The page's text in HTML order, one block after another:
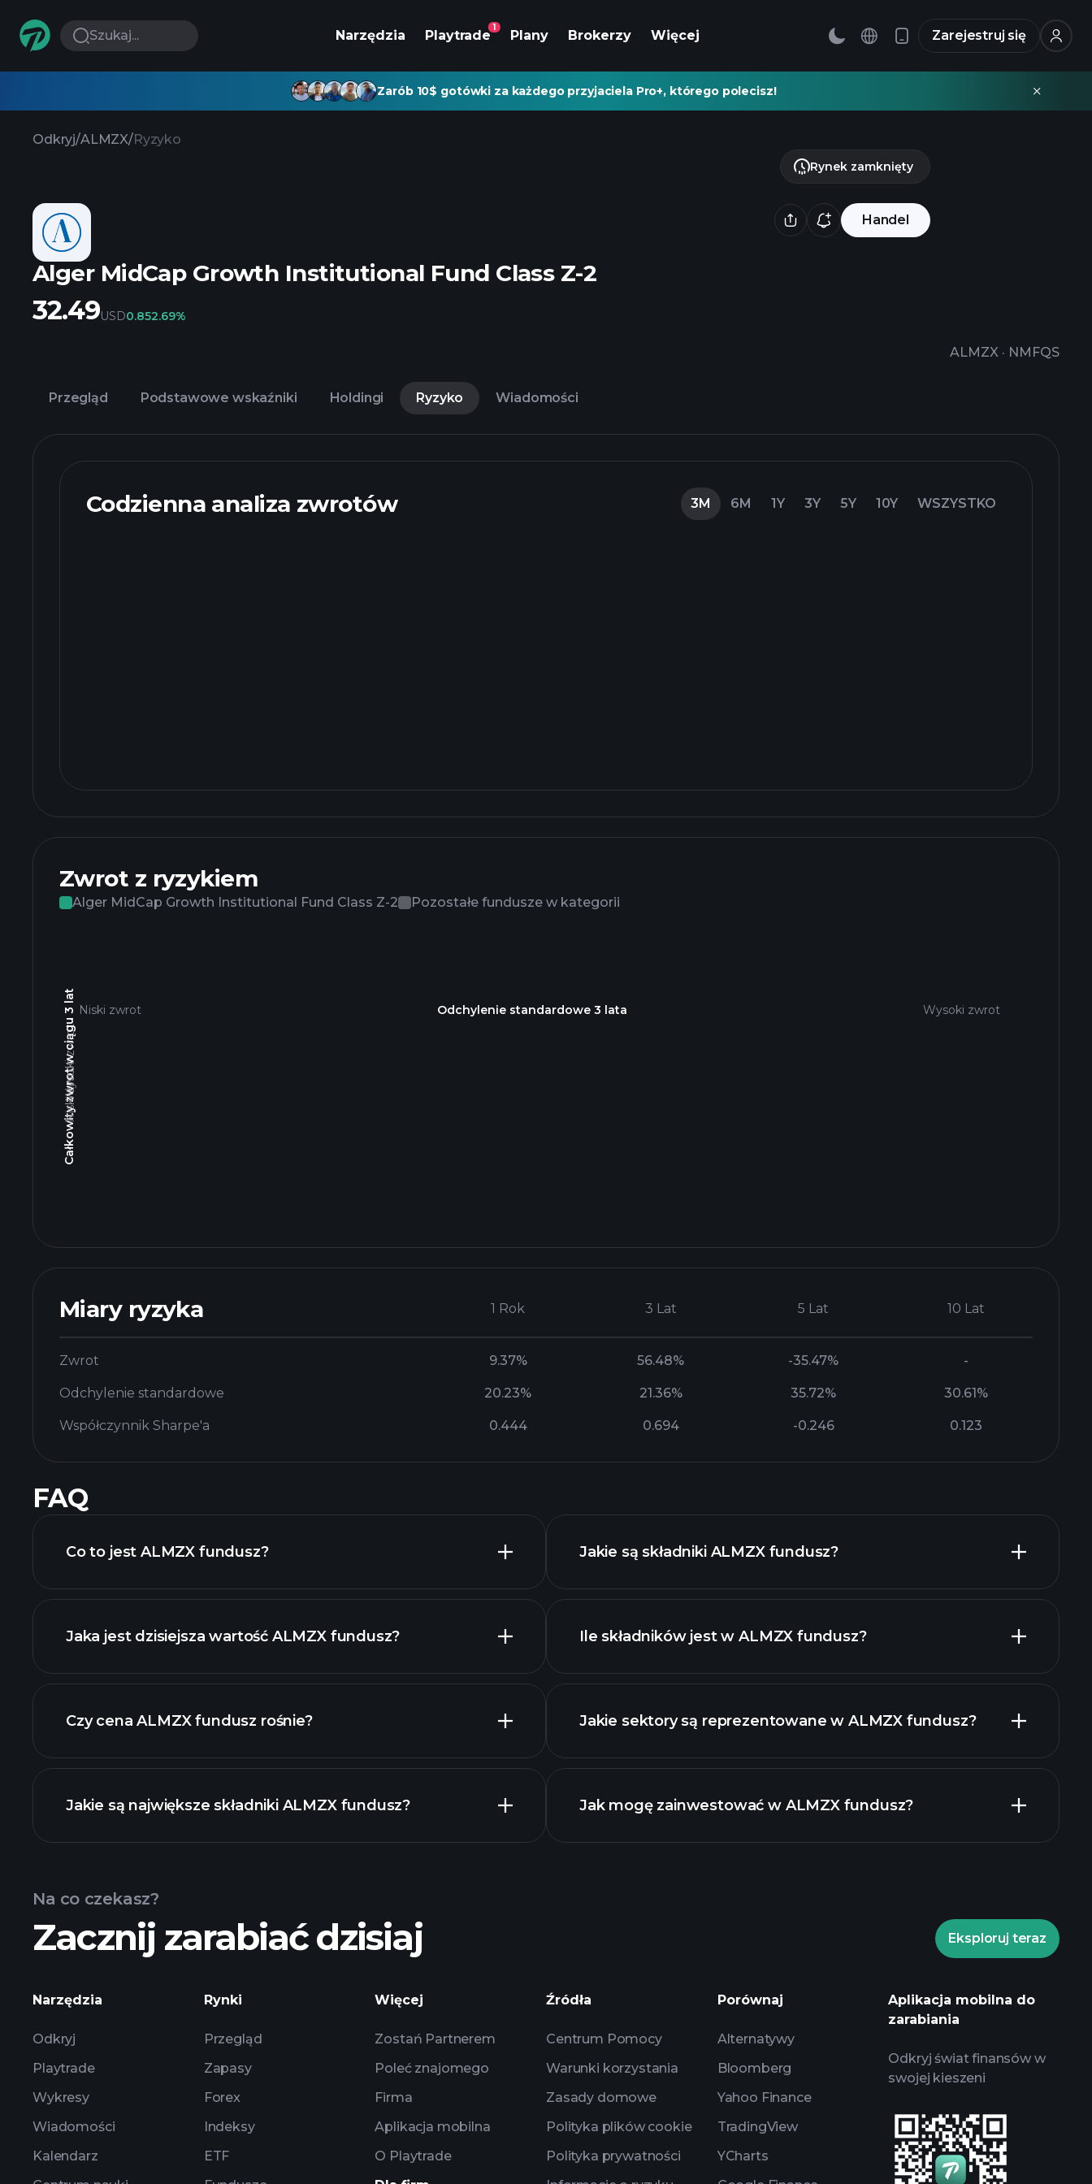
Szukaj... Narzędzia Playtrade
1
Plany Brokerzy Więcej Zarejestruj się
Zarób 10$ gotówki za każdego przyjaciela Pro+, którego polecisz!
Odkryj/ALMZX/Ryzyko
Handel
Alger MidCap Growth Institutional Fund Class Z-2
ALMZX · NMFQS
Rynek zamknięty
32.49USD0.852.69%
Przegląd Podstawowe wskaźniki Holdingi Ryzyko Wiadomości
Codzienna analiza zwrotów 3M 6M 1Y 3Y 5Y 10Y WSZYSTKO
Zwrot z ryzykiem
Alger MidCap Growth Institutional Fund Class Z-2 Pozostałe fundusze w kategorii
Wysoki zwrot
Całkowity zwrot w ciągu 3 lat
Niski zwrot
Niski zwrot Odchylenie standardowe 3 lata Wysoki zwrot
Miary ryzyka 1 Rok 3 Lat 5 Lat 10 Lat
Zwrot 9.37% 56.48% -35.47% -
Odchylenie standardowe 20.23% 21.36% 35.72% 30.61%
Współczynnik Sharpe'a 0.444 0.694 -0.246 0.123
FAQ
Co to jest ALMZX fundusz?
Jaka jest dzisiejsza wartość ALMZX fundusz?
wykresie
Czy cena ALMZX fundusz rośnie?
ALMZX fundusz chart
Jakie są największe składniki ALMZX fundusz?
Jakie są składniki ALMZX fundusz?
holdings
Ile składników jest w ALMZX fundusz?
Jakie sektory są reprezentowane w ALMZX fundusz?
Jak mogę zainwestować w ALMZX fundusz?
Na co czekasz?
Zacznij zarabiać dzisiaj Eksploruj teraz
Narzędzia
Odkryj
Playtrade
Wykresy
Wiadomości
Kalendarz
Rynki
Przegląd
Zapasy
Forex
Indeksy
ETF
Więcej
Zostań Partnerem
Poleć znajomego
Firma
Aplikacja mobilna
O Playtrade
Źródła
Centrum Pomocy
Warunki korzystania
Zasady domowe
Polityka plików cookie
Polityka prywatności
Porównaj
Alternatywy
Bloomberg
Yahoo Finance
TradingView
YCharts
Aplikacja mobilna do
zarabiania
Odkryj świat finansów w
swojej kieszeni